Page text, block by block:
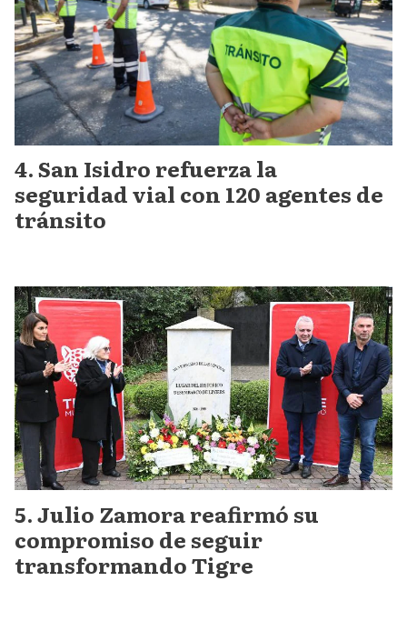
San Isidro refuerza la
seguridad vial con 120 agentes de
tránsito
Julio Zamora reafirmó su
compromiso de seguir
transformando Tigre